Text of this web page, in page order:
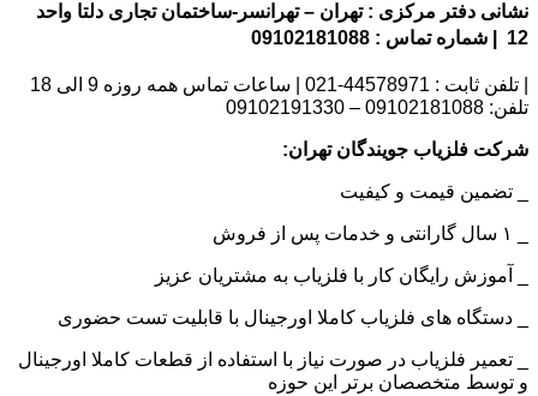
نشانی دفتر مرکزی : تهران – تهرانسر-ساختمان تجاری دلتا واحد
12 | شماره تماس : 09102181088
| تلفن ثابت : 44578971-021 | ساعات تماس همه روزه 9 الی 18
تلفن: 09102181088 – 09102191330
شرکت فلزیاب جویندگان تهران:
_ تضمین قیمت و کیفیت
_ آموزش رایگان کار با فلزیاب به مشتریان عزیز
_ دستگاه های فلزیاب کاملا اورجینال با قابلیت تست حضوری
_ تعمیر فلزیاب در صورت نیاز با استفاده از قطعات کاملا اورجینال
و توسط متخصصان برتر این حوزه